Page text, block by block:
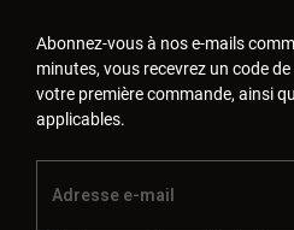
Abonnez-vous à nos e-mails
minutes, vous recevrez un code
votre première commande, ainsi
applicables.